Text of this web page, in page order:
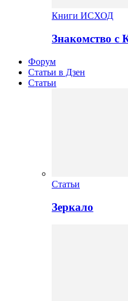
Книги ИСХОД
Знакомство
Форум
Статьи в Дзен
Статьи
Статьи
Зеркало